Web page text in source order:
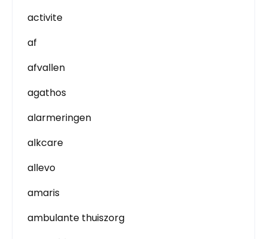
activite
af
afvallen
agathos
alarmeringen
alkcare
allevo
amaris
ambulante thuiszorg